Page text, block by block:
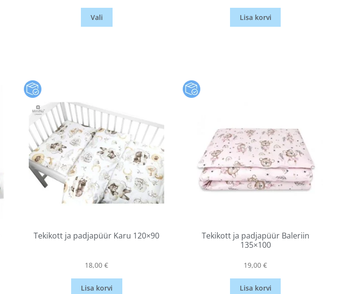
Vali Lisa korvi
Tekikott ja padjapüür Karu 120×90
18,00€
Lisa korvi
Tekikott ja padjapüür Baleriin
135×100
19,00€
Lisa korvi